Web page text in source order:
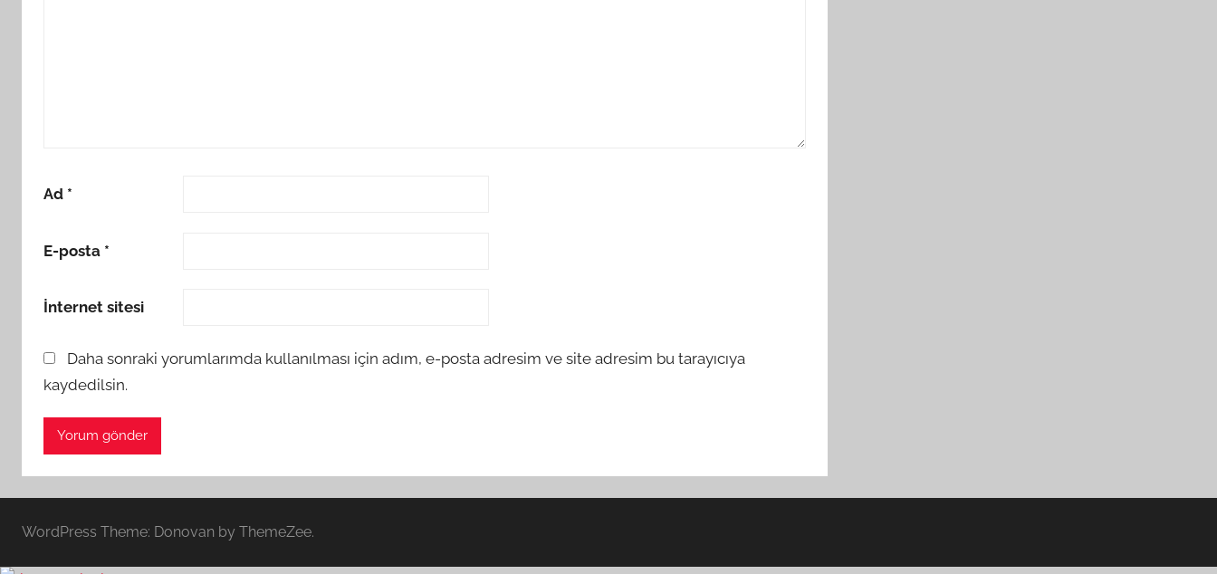
Ad *
E-posta *
İnternet sitesi
Daha sonraki yorumlarımda kullanılması için adım, e-posta adresim ve site adresim bu tarayıcıya
kaydedilsin.
WordPress Theme: Donovan by ThemeZee.